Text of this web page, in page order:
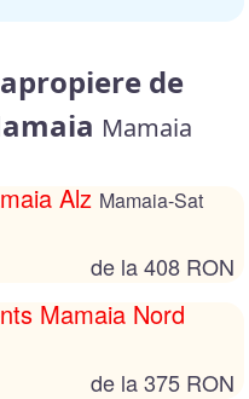
de
Mamaia
Alz Mamaia-Sat
de la 408 RON
Mamaia Nord
de la 375 RON